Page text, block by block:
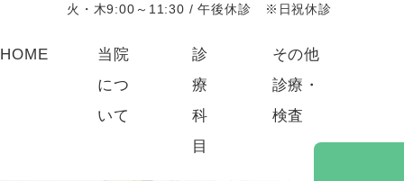
火・木9:00～11:30 / 午後休診 ※日祝休診
HOME
当院
につ
いて
診
療
科
目
その他
診療・
検査